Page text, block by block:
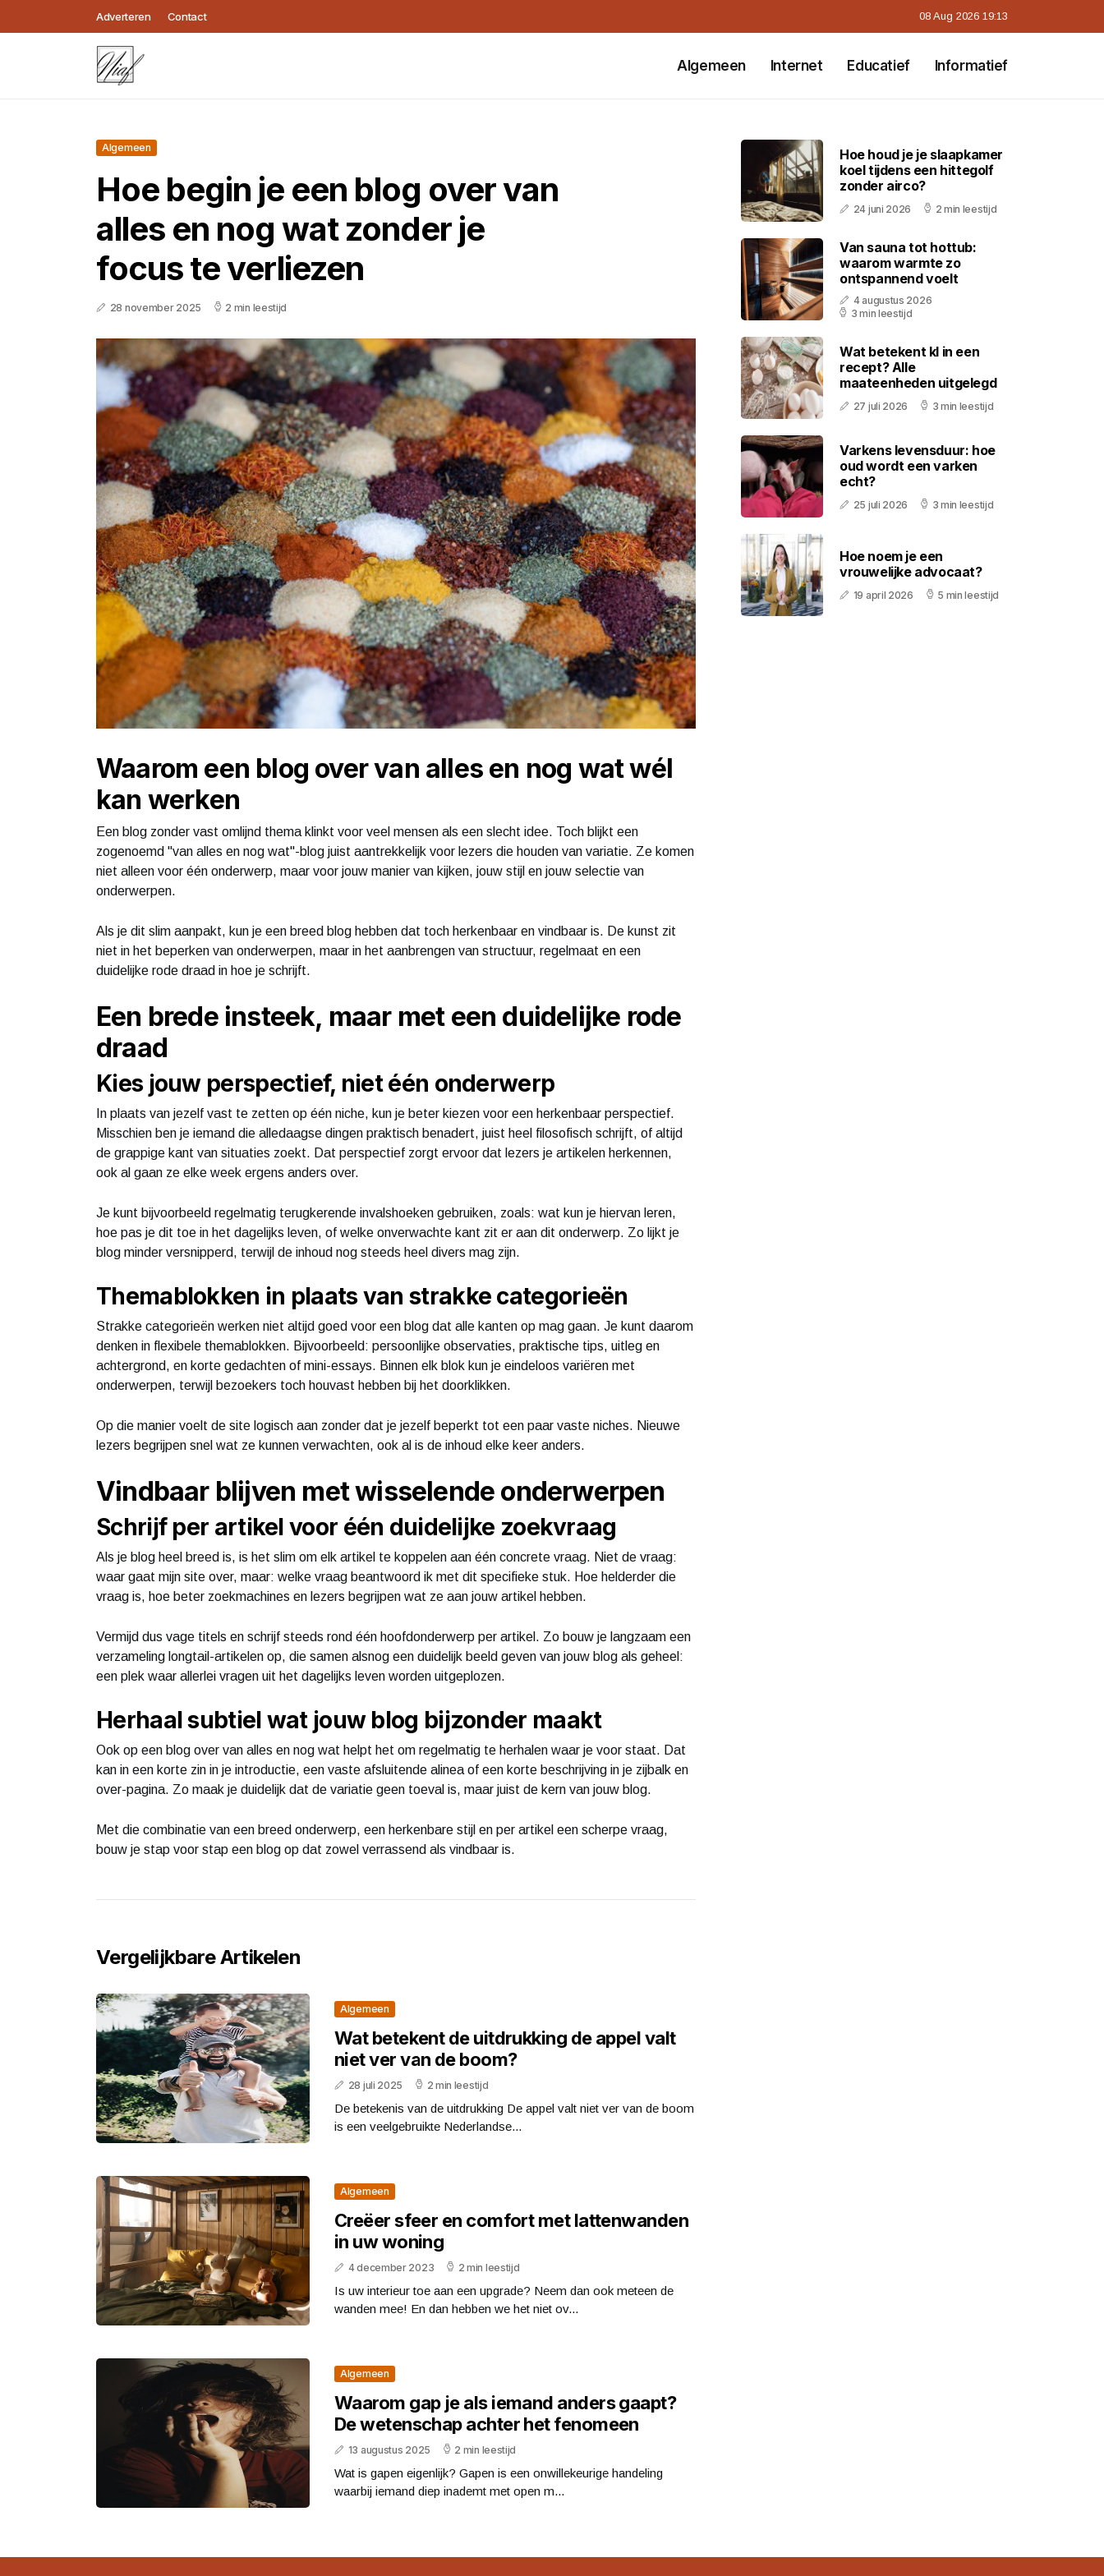
Adverteren Contact 08 Aug 2026 19:13
Algemeen Internet Educatief Informatief
Algemeen
Hoe begin je een blog over van
alles en nog wat zonder je
focus te verliezen
28 november 2025 2 min leestijd
Waarom een blog over van alles en nog wat wél
kan werken
Een blog zonder vast omlijnd thema klinkt voor veel mensen als een slecht idee. Toch blijkt een
zogenoemd "van alles en nog wat"-blog juist aantrekkelijk voor lezers die houden van variatie. Ze komen
niet alleen voor één onderwerp, maar voor jouw manier van kijken, jouw stijl en jouw selectie van
onderwerpen.
Als je dit slim aanpakt, kun je een breed blog hebben dat toch herkenbaar en vindbaar is. De kunst zit
niet in het beperken van onderwerpen, maar in het aanbrengen van structuur, regelmaat en een
duidelijke rode draad in hoe je schrijft.
Een brede insteek, maar met een duidelijke rode
draad
Kies jouw perspectief, niet één onderwerp
In plaats van jezelf vast te zetten op één niche, kun je beter kiezen voor een herkenbaar perspectief.
Misschien ben je iemand die alledaagse dingen praktisch benadert, juist heel filosofisch schrijft, of altijd
de grappige kant van situaties zoekt. Dat perspectief zorgt ervoor dat lezers je artikelen herkennen,
ook al gaan ze elke week ergens anders over.
Je kunt bijvoorbeeld regelmatig terugkerende invalshoeken gebruiken, zoals: wat kun je hiervan leren,
hoe pas je dit toe in het dagelijks leven, of welke onverwachte kant zit er aan dit onderwerp. Zo lijkt je
blog minder versnipperd, terwijl de inhoud nog steeds heel divers mag zijn.
Themablokken in plaats van strakke categorieën
Strakke categorieën werken niet altijd goed voor een blog dat alle kanten op mag gaan. Je kunt daarom
denken in flexibele themablokken. Bijvoorbeeld: persoonlijke observaties, praktische tips, uitleg en
achtergrond, en korte gedachten of mini-essays. Binnen elk blok kun je eindeloos variëren met
onderwerpen, terwijl bezoekers toch houvast hebben bij het doorklikken.
Op die manier voelt de site logisch aan zonder dat je jezelf beperkt tot een paar vaste niches. Nieuwe
lezers begrijpen snel wat ze kunnen verwachten, ook al is de inhoud elke keer anders.
Vindbaar blijven met wisselende onderwerpen
Schrijf per artikel voor één duidelijke zoekvraag
Als je blog heel breed is, is het slim om elk artikel te koppelen aan één concrete vraag. Niet de vraag:
waar gaat mijn site over, maar: welke vraag beantwoord ik met dit specifieke stuk. Hoe helderder die
vraag is, hoe beter zoekmachines en lezers begrijpen wat ze aan jouw artikel hebben.
Vermijd dus vage titels en schrijf steeds rond één hoofdonderwerp per artikel. Zo bouw je langzaam een
verzameling longtail-artikelen op, die samen alsnog een duidelijk beeld geven van jouw blog als geheel:
een plek waar allerlei vragen uit het dagelijks leven worden uitgeplozen.
Herhaal subtiel wat jouw blog bijzonder maakt
Ook op een blog over van alles en nog wat helpt het om regelmatig te herhalen waar je voor staat. Dat
kan in een korte zin in je introductie, een vaste afsluitende alinea of een korte beschrijving in je zijbalk en
over-pagina. Zo maak je duidelijk dat de variatie geen toeval is, maar juist de kern van jouw blog.
Met die combinatie van een breed onderwerp, een herkenbare stijl en per artikel een scherpe vraag,
bouw je stap voor stap een blog op dat zowel verrassend als vindbaar is.
Vergelijkbare Artikelen
Algemeen
Wat betekent de uitdrukking de appel valt
niet ver van de boom?
28 juli 2025 2 min leestijd
De betekenis van de uitdrukking De appel valt niet ver van de boom
is een veelgebruikte Nederlandse...
Algemeen
Creëer sfeer en comfort met lattenwanden
in uw woning
4 december 2023 2 min leestijd
Is uw interieur toe aan een upgrade? Neem dan ook meteen de
wanden mee! En dan hebben we het niet ov...
Algemeen
Waarom gap je als iemand anders gaapt?
De wetenschap achter het fenomeen
13 augustus 2025 2 min leestijd
Wat is gapen eigenlijk? Gapen is een onwillekeurige handeling
waarbij iemand diep inademt met open m...
Hoe houd je je slaapkamer
koel tijdens een hittegolf
zonder airco?
24 juni 2026 2 min leestijd
Van sauna tot hottub:
waarom warmte zo
ontspannend voelt
4 augustus 2026
3 min leestijd
Wat betekent kl in een
recept? Alle
maateenheden uitgelegd
27 juli 2026 3 min leestijd
Varkens levensduur: hoe
oud wordt een varken
echt?
25 juli 2026 3 min leestijd
Hoe noem je een
vrouwelijke advocaat?
19 april 2026 5 min leestijd